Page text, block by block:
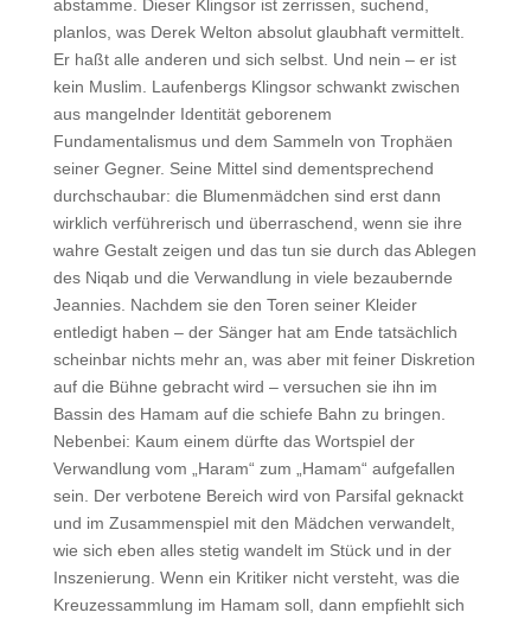
abstamme. Dieser Klingsor ist zerrissen, suchend,
planlos, was Derek Welton absolut glaubhaft vermittelt.
Er haßt alle anderen und sich selbst. Und nein – er ist
kein Muslim. Laufenbergs Klingsor schwankt zwischen
aus mangelnder Identität geborenem
Fundamentalismus und dem Sammeln von Trophäen
seiner Gegner. Seine Mittel sind dementsprechend
durchschaubar: die Blumenmädchen sind erst dann
wirklich verführerisch und überraschend, wenn sie ihre
wahre Gestalt zeigen und das tun sie durch das Ablegen
des Niqab und die Verwandlung in viele bezaubernde
Jeannies. Nachdem sie den Toren seiner Kleider
entledigt haben – der Sänger hat am Ende tatsächlich
scheinbar nichts mehr an, was aber mit feiner Diskretion
auf die Bühne gebracht wird – versuchen sie ihn im
Bassin des Hamam auf die schiefe Bahn zu bringen.
Nebenbei: Kaum einem dürfte das Wortspiel der
Verwandlung vom „Haram“ zum „Hamam“ aufgefallen
sein. Der verbotene Bereich wird von Parsifal geknackt
und im Zusammenspiel mit den Mädchen verwandelt,
wie sich eben alles stetig wandelt im Stück und in der
Inszenierung. Wenn ein Kritiker nicht versteht, was die
Kreuzessammlung im Hamam soll, dann empfiehlt sich